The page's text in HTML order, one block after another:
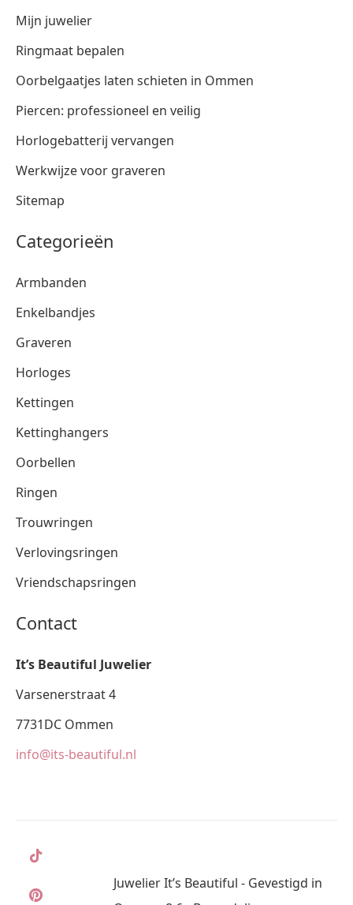
Mijn juwelier
Ringmaat bepalen
Oorbelgaatjes laten schieten in Ommen
Piercen: professioneel en veilig
Horlogebatterij vervangen
Werkwijze voor graveren
Sitemap
Categorieën
Armbanden
Enkelbandjes
Graveren
Horloges
Kettingen
Kettinghangers
Oorbellen
Ringen
Trouwringen
Verlovingsringen
Vriendschapsringen
Contact
It’s Beautiful Juwelier
Varsenerstraat 4
7731DC Ommen
info@its-beautiful.nl
Juwelier It’s Beautiful - Gevestigd in